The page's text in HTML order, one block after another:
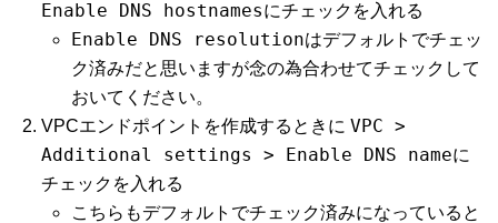
Enable DNS hostnamesにチェックを入れる
Enable DNS resolutionはデフォルトでチェッ
ク済みだと思いますが念の為合わせてチェックして
おいてください。
VPCエンドポイントを作成するときにVPC >
Additional settings > Enable DNS nameに
チェックを入れる
こちらもデフォルトでチェック済みになっていると